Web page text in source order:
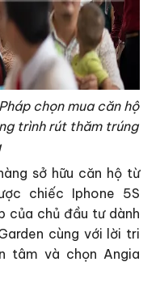
chọn mua căn hộ
trình rút thăm trúng
sở hữu căn hộ từ
chiếc Iphone 5S
của chủ đầu tư dành
cùng với lời tri
tâm và chọn Angia